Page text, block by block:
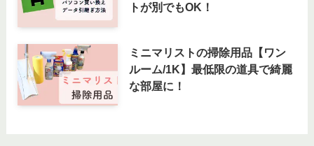
トが別でもOK！
ミニマリストの掃除用品【ワン
ルーム/1K】最低限の道具で綺麗
な部屋に！